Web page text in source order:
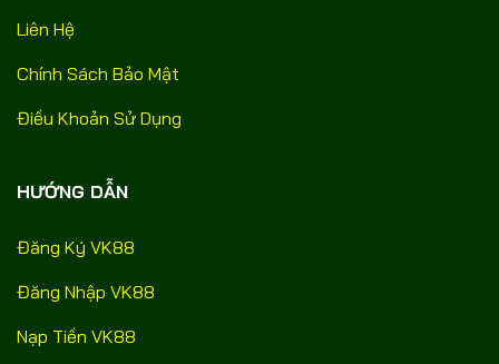
Liên Hệ
Chính Sách Bảo Mật
Điều Khoản Sử Dụng
HƯỚNG DẪN
Đăng Ký VK88
Đăng Nhập VK88
Nạp Tiền VK88